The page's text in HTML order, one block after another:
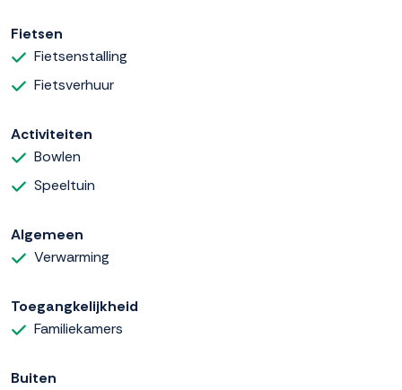
Fietsen
Fietsenstalling
Fietsverhuur
Activiteiten
Bowlen
Speeltuin
Algemeen
Verwarming
Toegangkelijkheid
Familiekamers
Buiten